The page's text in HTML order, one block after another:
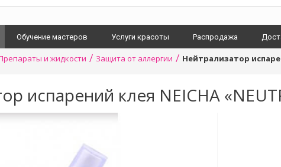
Обучение мастеров Услуги красоты Распродажа
и жидкости / Защита от аллергии / Нейтрализатор
испарений клея NEICHA